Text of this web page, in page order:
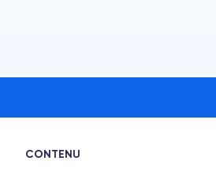
CONTENU